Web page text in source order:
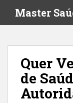
i
Master
Quer
de